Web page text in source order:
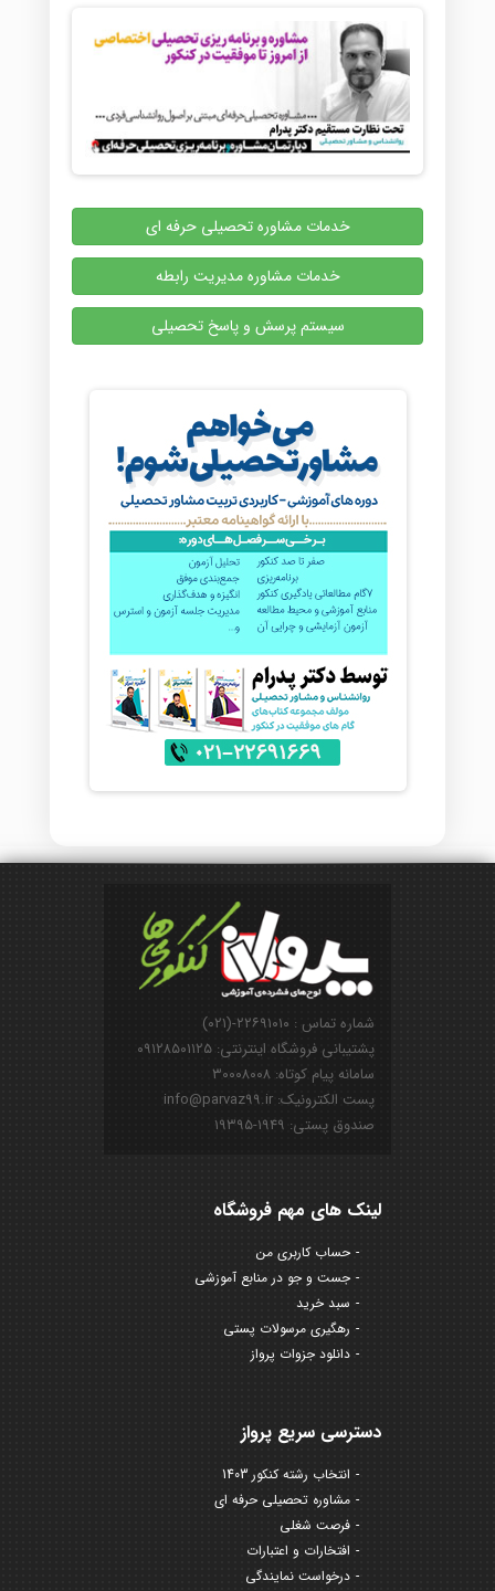
خدمات مشاوره تحصیلی حرفه ای
خدمات مشاوره مدیریت رابطه
سیستم پرسش و پاسخ تحصیلی
شماره تماس : ۲۲۶۹۱۰۱۰-(۰۲۱)
پشتیبانی فروشگاه اینترنتی: ۰۹۱۲۸۵۰۱۱۲۵
سامانه پیام کوتاه: ۳۰۰۰۸۰۰۸
پست الکترونیک: info@parvaz99.ir
صندوق پستی: ۱۹۴۹-۱۹۳۹۵
لینک های مهم فروشگاه
حساب کاربری من
جست و جو در منابع آموزشی
سبد خرید
رهگیری مرسولات پستی
دانلود جزوات پرواز
دسترسی سریع پرواز
انتخاب رشته کنکور 1403
مشاوره تحصیلی حرفه ای
فرصت شغلی
افتخارات و اعتبارات
درخواست نمایندگی